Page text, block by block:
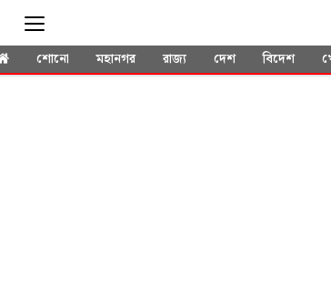
শোনো মহানগর রাজ্য দেশ বিদেশ